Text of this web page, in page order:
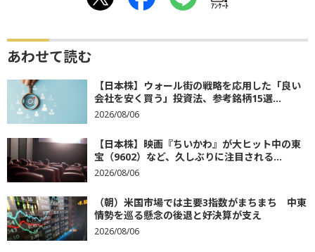
ｱﾝｹｰﾄ
あわせて読む
【日本株】ウォール街の戦略を応用した「良い
会社を安く買う」投資法、参考銘柄15選...
2026/08/06
【日本株】映画『ちいかわ』が大ヒット中の東
宝（9602）など、久しぶりに注目される...
2026/08/06
（朝）米国市場では主要3指数がまちまち 中東
情勢を巡る懸念の後退と好決算が支え
2026/08/06